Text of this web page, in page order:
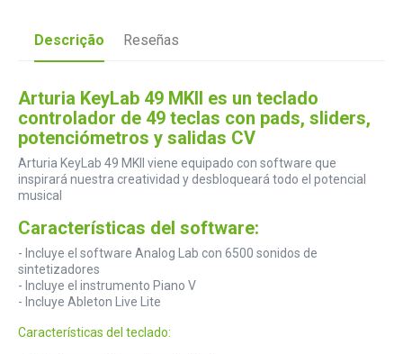
Descrição Reseñas
Arturia KeyLab 49 MKII es un teclado
controlador de 49 teclas con pads, sliders,
potenciómetros y salidas CV
Arturia KeyLab 49 MKII viene equipado con software que
inspirará nuestra creatividad y desbloqueará todo el potencial
musical
Características del software:
- Incluye el software Analog Lab con 6500 sonidos de
sintetizadores
- Incluye el instrumento Piano V
- Incluye Ableton Live Lite
Características del teclado: